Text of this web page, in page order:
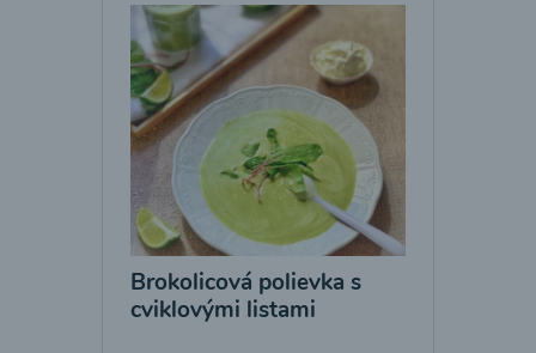
Brokolicová polievka s
cviklovými listami